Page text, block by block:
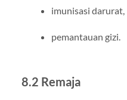
imunisasi darurat,
pemantauan gizi.
8.2 Remaja